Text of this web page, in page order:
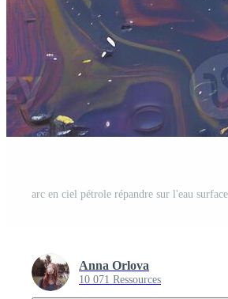
Anna Orlova
10 071 Ressources